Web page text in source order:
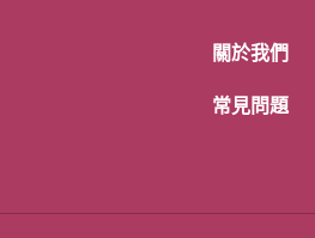
關於我們
常見問題